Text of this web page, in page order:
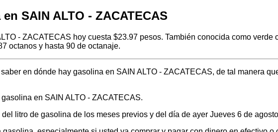
SAIN ALTO - ZACATECAS
- ZACATECAS hoy cuesta $23.97 pesos. También conocida como verde
octanos y hasta 90 de octanaje.
en dónde hay gasolina en SAIN ALTO - ZACATECAS, de tal manera
en SAIN ALTO - ZACATECAS.
litro de gasolina de los meses previos y del día de ayer Jueves 6 de